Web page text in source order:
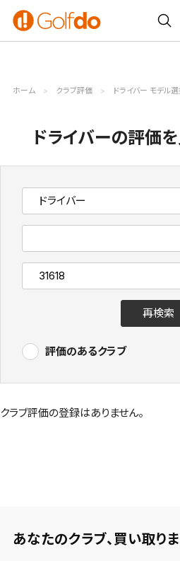
ゴルフ
クラブ
ゴルフ用品
ホーム クラブ評価 ドライバー モデル
ドライバーの評価
再検索
評価のあるクラブ
クラブ評価の登録はありません。
あなたのクラブ、 買い取りま